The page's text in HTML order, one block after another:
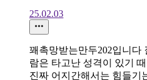
25.02.03
꽤촉망받는만두202입니다
람은 타고난 성격이 있기
진짜 어지간해서는 힘들기